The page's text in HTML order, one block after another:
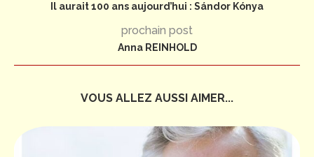
Il aurait 100 ans aujourd’hui : Sándor Kónya
prochain post
Anna REINHOLD
VOUS ALLEZ AUSSI AIMER...